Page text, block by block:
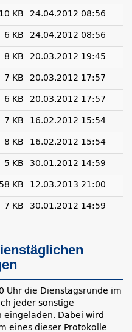
10 KB 24.04.2012 08:56
6 KB 24.04.2012 08:56
8 KB 20.03.2012 19:45
7 KB 20.03.2012 17:57
6 KB 20.03.2012 17:57
7 KB 16.02.2012 15:54
8 KB 16.02.2012 15:54
5 KB 30.01.2012 14:59
58 KB 12.03.2013 21:00
7 KB 30.01.2012 14:59
Uhr die Dienstagsrunde im
jeder sonstige
eingeladen. Dabei wird
eines dieser Protokolle